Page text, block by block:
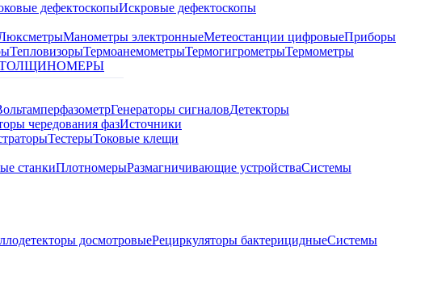
дефектоскопыИскровые дефектоскопы
Манометры электронныеМетеостанции цифровыеПриборы
ТепловизорыТермоанемометрыТермогигрометрыТермометры
Генераторы сигналовДетекторы
чередования фазИсточники
ТестерыТоковые клещи
станкиПлотномерыРазмагничивающие устройстваСистемы
досмотровыеРециркуляторы бактерицидныеСистемы